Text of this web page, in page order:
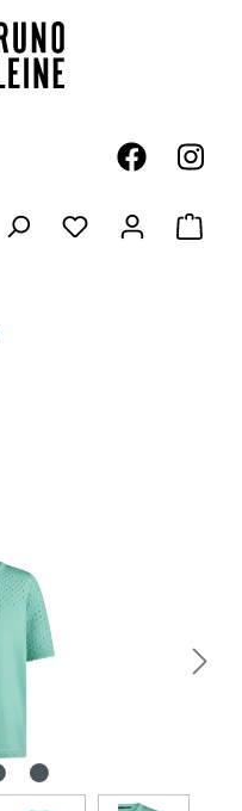
Du hast 0